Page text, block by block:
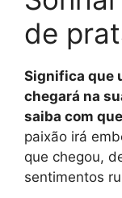
de
Significa que
chegará na
saiba com
paixão irá
que chegou,
sentimentos